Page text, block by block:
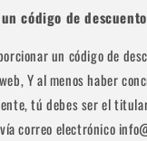
código de
un código de
Y al menos haber
tú debes ser el
correo electrónico